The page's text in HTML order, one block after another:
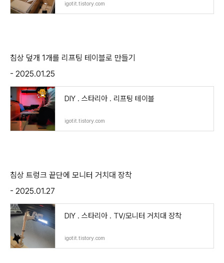
igotit.tistory.com
침상 덮개 1개를 리프팅 테이블로 만들기
- 2025.01.25
DIY . 스타리아 . 리프팅 테이블
igotit.tistory.com
침상 트렁크 끝단에 모니터 거치대 장착
- 2025.01.27
DIY . 스타리아 . TV/모니터 거치대 장착
igotit.tistory.com